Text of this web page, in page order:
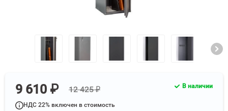
9 610 ₽ 12 425 ₽
НДС 22% включен в стоимость
В наличии